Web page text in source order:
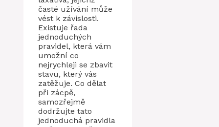
časté užívání může
vést k závislosti.
Existuje řada
jednoduchých
pravidel, která vám
umožní co
nejrychleji se zbavit
stavu, který vás
zatěžuje. Co dělat
při zácpě,
samozřejmě
dodržujte tato
jednoduchá pravidla